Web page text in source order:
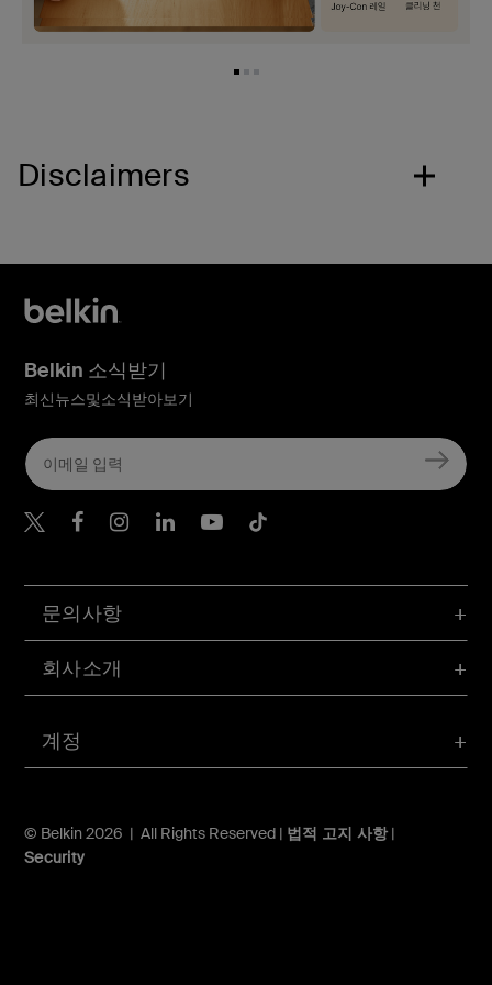
Disclaimers
계정
문의사항
회사소개
© Belkin 2026 | All Rights Reserved | 법적 고지 사항|
Security
Belkin 소식받기
최신뉴스및소식받아보기
Belkin Twitter